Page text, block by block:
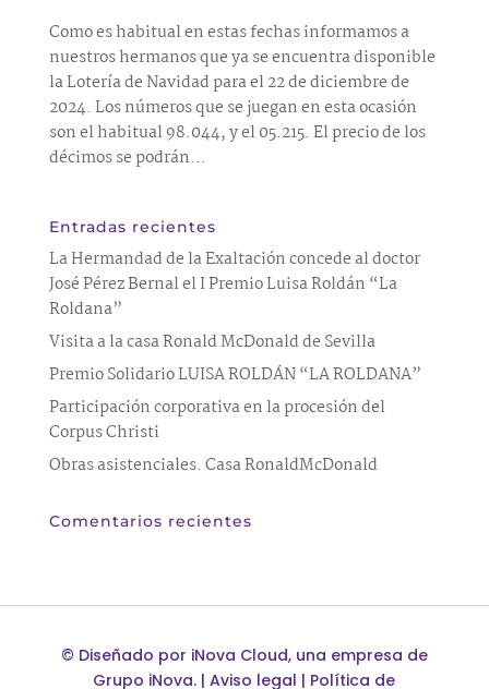
Como es habitual en estas fechas informamos a
nuestros hermanos que ya se encuentra disponible
la Lotería de Navidad para el 22 de diciembre de
2024. Los números que se juegan en esta ocasión
son el habitual 98.044, y el 05.215. El precio de los
décimos se podrán...
Entradas recientes
La Hermandad de la Exaltación concede al doctor
José Pérez Bernal el I Premio Luisa Roldán “La
Roldana”
Visita a la casa Ronald McDonald de Sevilla
Premio Solidario LUISA ROLDÁN “LA ROLDANA”
Participación corporativa en la procesión del
Corpus Christi
Obras asistenciales. Casa RonaldMcDonald
Comentarios recientes
© Diseñado por iNova Cloud, una empresa de
Grupo iNova. |Aviso legal | Política de